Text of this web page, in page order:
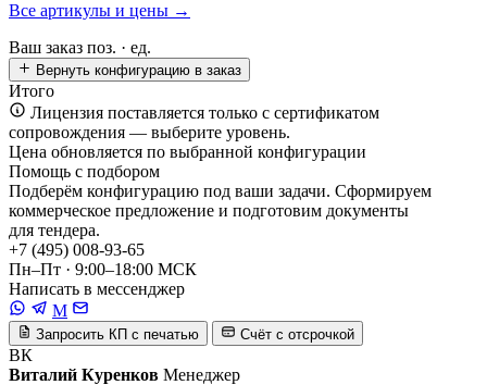
Все артикулы и цены →
Ваш заказ поз. · ед.
Вернуть конфигурацию в заказ
Итого
Лицензия поставляется только с сертификатом
сопровождения — выберите уровень.
Цена обновляется по выбранной конфигурации
Помощь с подбором
Подберём конфигурацию под ваши задачи. Сформируем
коммерческое предложение и подготовим документы
для тендера.
+7 (495) 008-93-65
Пн–Пт · 9:00–18:00 МСК
Написать в мессенджер
M
Запросить КП с печатью Счёт с отсрочкой
ВК
Виталий Куренков Менеджер